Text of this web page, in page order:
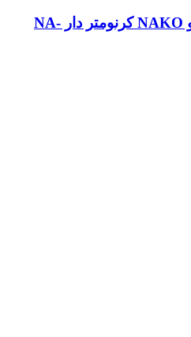
ساعت دیجیتال زنگدار ناکو NAKO کرنومتر دار NA-